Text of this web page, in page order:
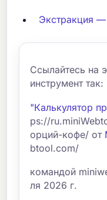
Экстракция —
Ссылайтесь на
инструмент так:
"Калькулятор
ps://
орций-кофе/ от
btool.com/
командой
ля 2026 г.